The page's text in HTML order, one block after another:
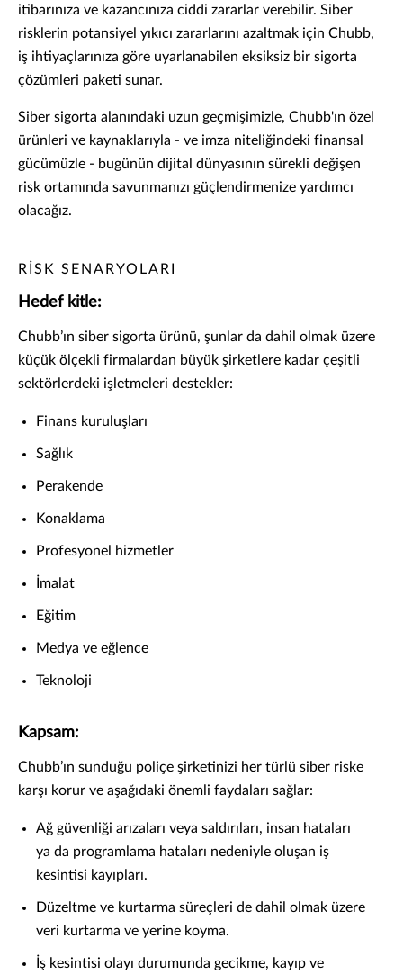
itibarınıza ve kazancınıza ciddi zararlar verebilir. Siber
risklerin potansiyel yıkıcı zararlarını azaltmak için Chubb,
iş ihtiyaçlarınıza göre uyarlanabilen eksiksiz bir sigorta
çözümleri paketi sunar.
Siber sigorta alanındaki uzun geçmişimizle, Chubb'ın özel
ürünleri ve kaynaklarıyla - ve imza niteliğindeki finansal
gücümüzle - bugünün dijital dünyasının sürekli değişen
risk ortamında savunmanızı güçlendirmenize yardımcı
olacağız.
RİSK SENARYOLARI
Hedef kitle:
Chubb’ın siber sigorta ürünü, şunlar da dahil olmak üzere
küçük ölçekli firmalardan büyük şirketlere kadar çeşitli
sektörlerdeki işletmeleri destekler:
Finans kuruluşları
Sağlık
Perakende
Konaklama
Profesyonel hizmetler
İmalat
Eğitim
Medya ve eğlence
Teknoloji
Kapsam:
Chubb’ın sunduğu poliçe şirketinizi her türlü siber riske
karşı korur ve aşağıdaki önemli faydaları sağlar:
Ağ güvenliği arızaları veya saldırıları, insan hataları
ya da programlama hataları nedeniyle oluşan iş
kesintisi kayıpları.
Düzeltme ve kurtarma süreçleri de dahil olmak üzere
veri kurtarma ve yerine koyma.
İş kesintisi olayı durumunda gecikme, kayıp ve